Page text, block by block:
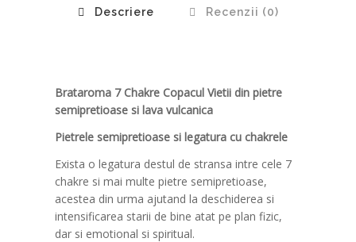
Descriere Recenzii (0)
Brataroma 7 Chakre Copacul Vietii din pietre
semipretioase si lava vulcanica
Pietrele semipretioase si legatura cu chakrele
Exista o legatura destul de stransa intre cele 7
chakre si mai multe pietre semipretioase,
acestea din urma ajutand la deschiderea si
intensificarea starii de bine atat pe plan fizic,
dar si emotional si spiritual.